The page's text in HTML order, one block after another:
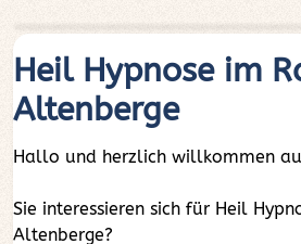
Heil Hypnose im
Altenberge
Hallo und herzlich willkommen
Sie interessieren sich für Heil
Altenberge?